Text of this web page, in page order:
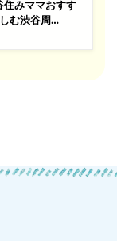
住みママおすす
む渋谷周…